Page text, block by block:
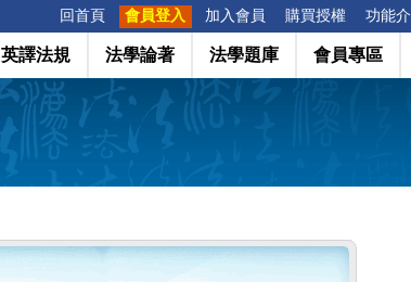
回首頁 會員登入 加入會員 購買授權 功能
英譯法規 法學論著 法學題庫 會員專區